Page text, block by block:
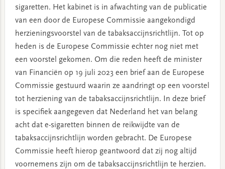
sigaretten. Het kabinet is in afwachting van de publicatie
van een door de Europese Commissie aangekondigd
herzieningsvoorstel van de tabaksaccijnsrichtlijn. Tot op
heden is de Europese Commissie echter nog niet met
een voorstel gekomen. Om die reden heeft de minister
van Financiën op 19 juli 2023 een brief aan de Europese
Commissie gestuurd waarin ze aandringt op een voorstel
tot herziening van de tabaksaccijnsrichtlijn. In deze brief
is specifiek aangegeven dat Nederland het van belang
acht dat e-sigaretten binnen de reikwijdte van de
tabaksaccijnsrichtlijn worden gebracht. De Europese
Commissie heeft hierop geantwoord dat zij nog altijd
voornemens zijn om de tabaksaccijnsrichtlijn te herzien.